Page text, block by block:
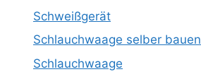
Schweißgerät
Schlauchwaage selber bauen
Schlauchwaage